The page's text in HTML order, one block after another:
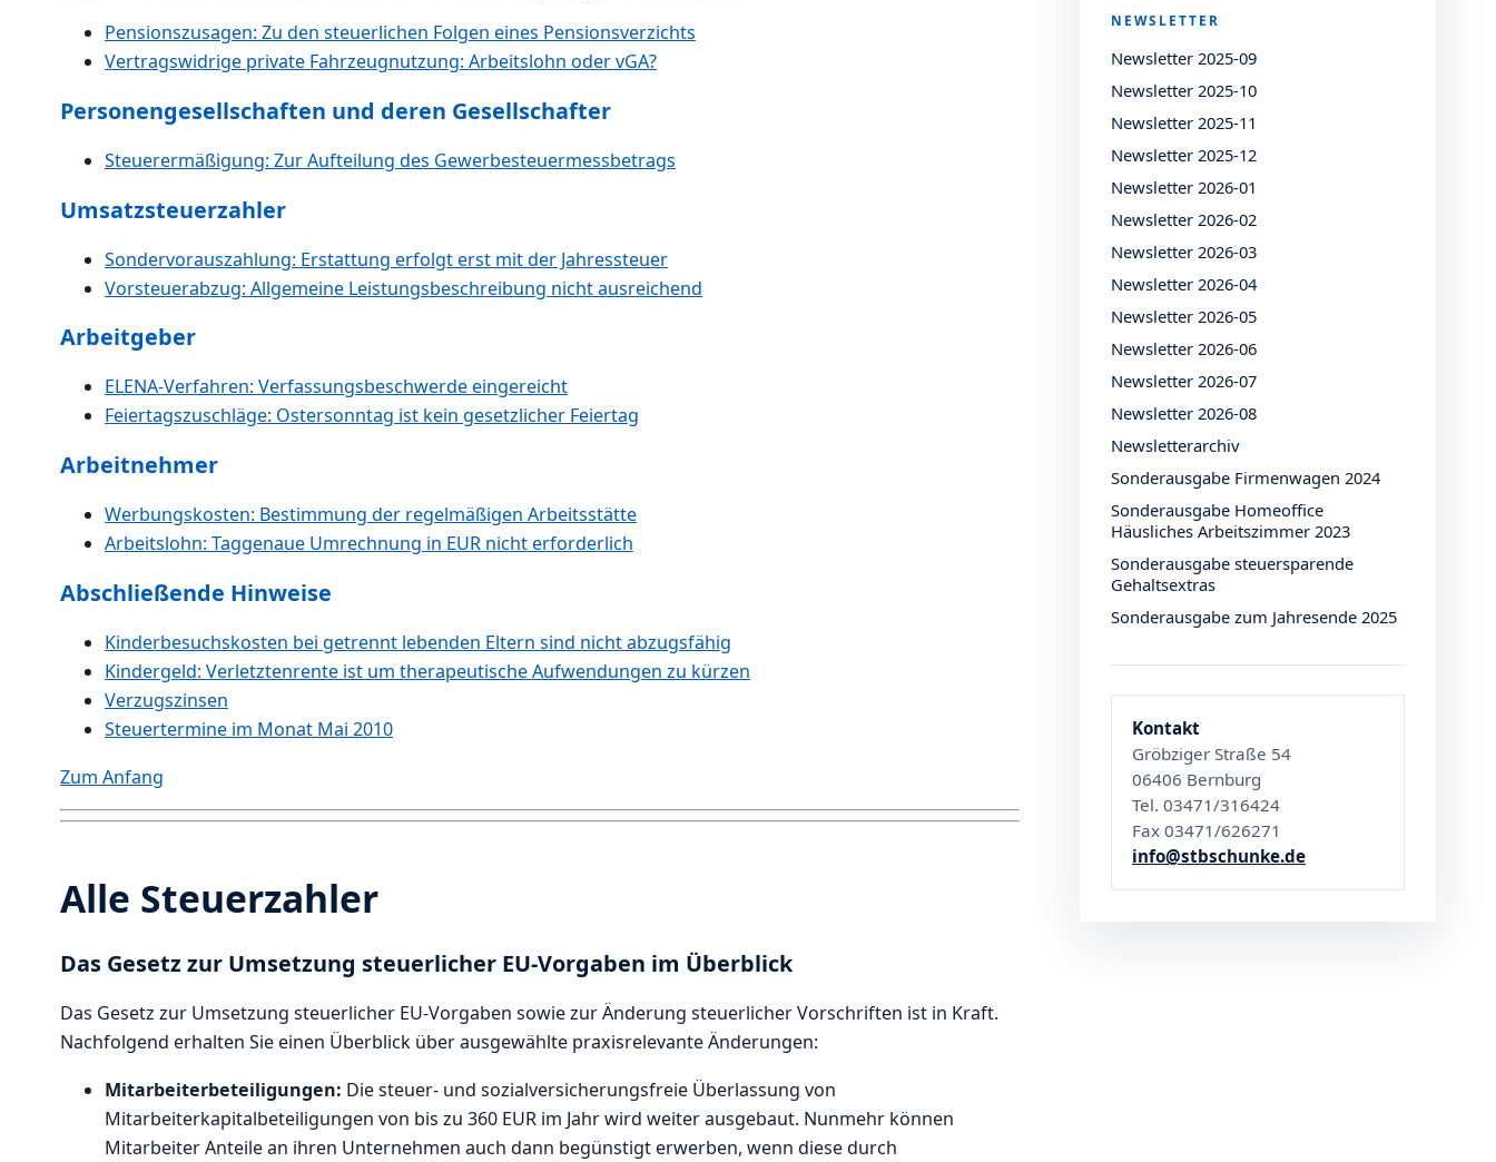
Pensionszusagen: Zu den steuerlichen Folgen eines Pensionsverzichts
Vertragswidrige private Fahrzeugnutzung: Arbeitslohn oder vGA?
Personengesellschaften und deren Gesellschafter
Steuerermäßigung: Zur Aufteilung des Gewerbesteuermessbetrags
Umsatzsteuerzahler
Sondervorauszahlung: Erstattung erfolgt erst mit der Jahressteuer
Vorsteuerabzug: Allgemeine Leistungsbeschreibung nicht ausreichend
Arbeitgeber
ELENA-Verfahren: Verfassungsbeschwerde eingereicht
Feiertagszuschläge: Ostersonntag ist kein gesetzlicher Feiertag
Arbeitnehmer
Werbungskosten: Bestimmung der regelmäßigen Arbeitsstätte
Arbeitslohn: Taggenaue Umrechnung in EUR nicht erforderlich
Abschließende Hinweise
Kinderbesuchskosten bei getrennt lebenden Eltern sind nicht abzugsfähig
Kindergeld: Verletztenrente ist um therapeutische Aufwendungen zu kürzen
Verzugszinsen
Steuertermine im Monat Mai 2010
Zum Anfang
Alle Steuerzahler
Das Gesetz zur Umsetzung steuerlicher EU-Vorgaben im Überblick
Das Gesetz zur Umsetzung steuerlicher EU-Vorgaben sowie zur Änderung steuerlicher Vorschriften ist in Kraft.
Nachfolgend erhalten Sie einen Überblick über ausgewählte praxisrelevante Änderungen:
Mitarbeiterbeteiligungen: Die steuer- und sozialversicherungsfreie Überlassung von
Mitarbeiterkapitalbeteiligungen von bis zu 360 EUR im Jahr wird weiter ausgebaut. Nunmehr können
Mitarbeiter Anteile an ihren Unternehmen auch dann begünstigt erwerben, wenn diese durch
NEWSLETTER
Newsletter 2025-09
Newsletter 2025-10
Newsletter 2025-11
Newsletter 2025-12
Newsletter 2026-01
Newsletter 2026-02
Newsletter 2026-03
Newsletter 2026-04
Newsletter 2026-05
Newsletter 2026-06
Newsletter 2026-07
Newsletter 2026-08
Newsletterarchiv
Sonderausgabe Firmenwagen 2024
Sonderausgabe Homeoffice
Häusliches Arbeitszimmer 2023
Sonderausgabe steuersparende
Gehaltsextras
Sonderausgabe zum Jahresende 2025
Kontakt
Gröbziger Straße 54
06406 Bernburg
Tel. 03471/316424
Fax 03471/626271
info@stbschunke.de